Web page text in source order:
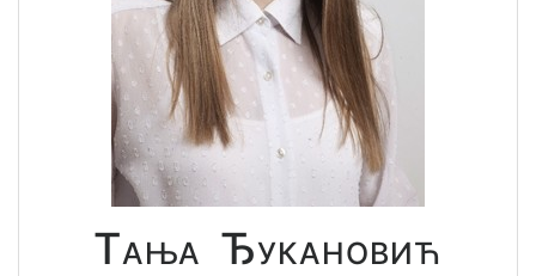
Тања Ђукановић